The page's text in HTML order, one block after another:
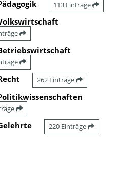
113 Einträge
262 Einträge
220 Einträge